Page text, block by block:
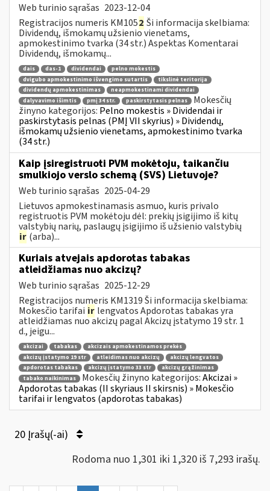
Web turinio sąrašas 2023-12-04
Registracijos numeris KM1052 Ši informacija skelbiama:
Dividendų, išmokamų užsienio vienetams,
apmokestinimo tvarka (34 str.) Aspektas Komentarai
Dividendų, išmokamų...
dais das-1 dividendai
pelno mokestis
dvigubo apmokestinimo išvengimo sutartis
tikslinė teritorija
dividendų apmokestinimas
neapmokestinami dividendai
dalyvavimo išimtis
pmį 34 str. paskirstytasis pelnas
Mokesčių
žinyno kategorijos: Pelno mokestis » Dividendai ir
paskirstytasis pelnas (PMĮ VII skyrius) » Dividendų,
išmokamų užsienio vienetams, apmokestinimo tvarka
(34 str.)
Kaip įsiregistruoti PVM mokėtoju, taikančiu
smulkiojo verslo schemą (SVS) Lietuvoje?
Web turinio sąrašas 2025-04-29
Lietuvos apmokestinamasis asmuo, kuris privalo
registruotis PVM mokėtoju dėl: prekių įsigijimo iš kitų
valstybių narių, paslaugų įsigijimo iš užsienio valstybių
ir (arba)...
Kuriais atvejais apdorotas tabakas
atleidžiamas nuo akcizų?
Web turinio sąrašas 2025-12-29
Registracijos numeris KM1319 Ši informacija skelbiama:
Mokesčio tarifai ir lengvatos Apdorotas tabakas yra
atleidžiamas nuo akcizų pagal Akcizų įstatymo 19 str. 1
d., jeigu...
akcizai tabakas
akcizais apmokestinamos prekės
akcizų įstatymo 19 str
atleidimas nuo akcizų
akcizų lengvatos
apdorotas tabakas
akcizų įstatymo 33 str
akcizų grąžinimas
tabako naikinimas
Mokesčių žinyno kategorijos:Akcizai »
Apdorotas tabakas (II skyriaus II skirsnis) » Mokesčio
tarifai ir lengvatos (apdorotas tabakas)
20 Įrašų(-ai)
Rodoma nuo 1,301 iki 1,320 iš 7,293 irašų.